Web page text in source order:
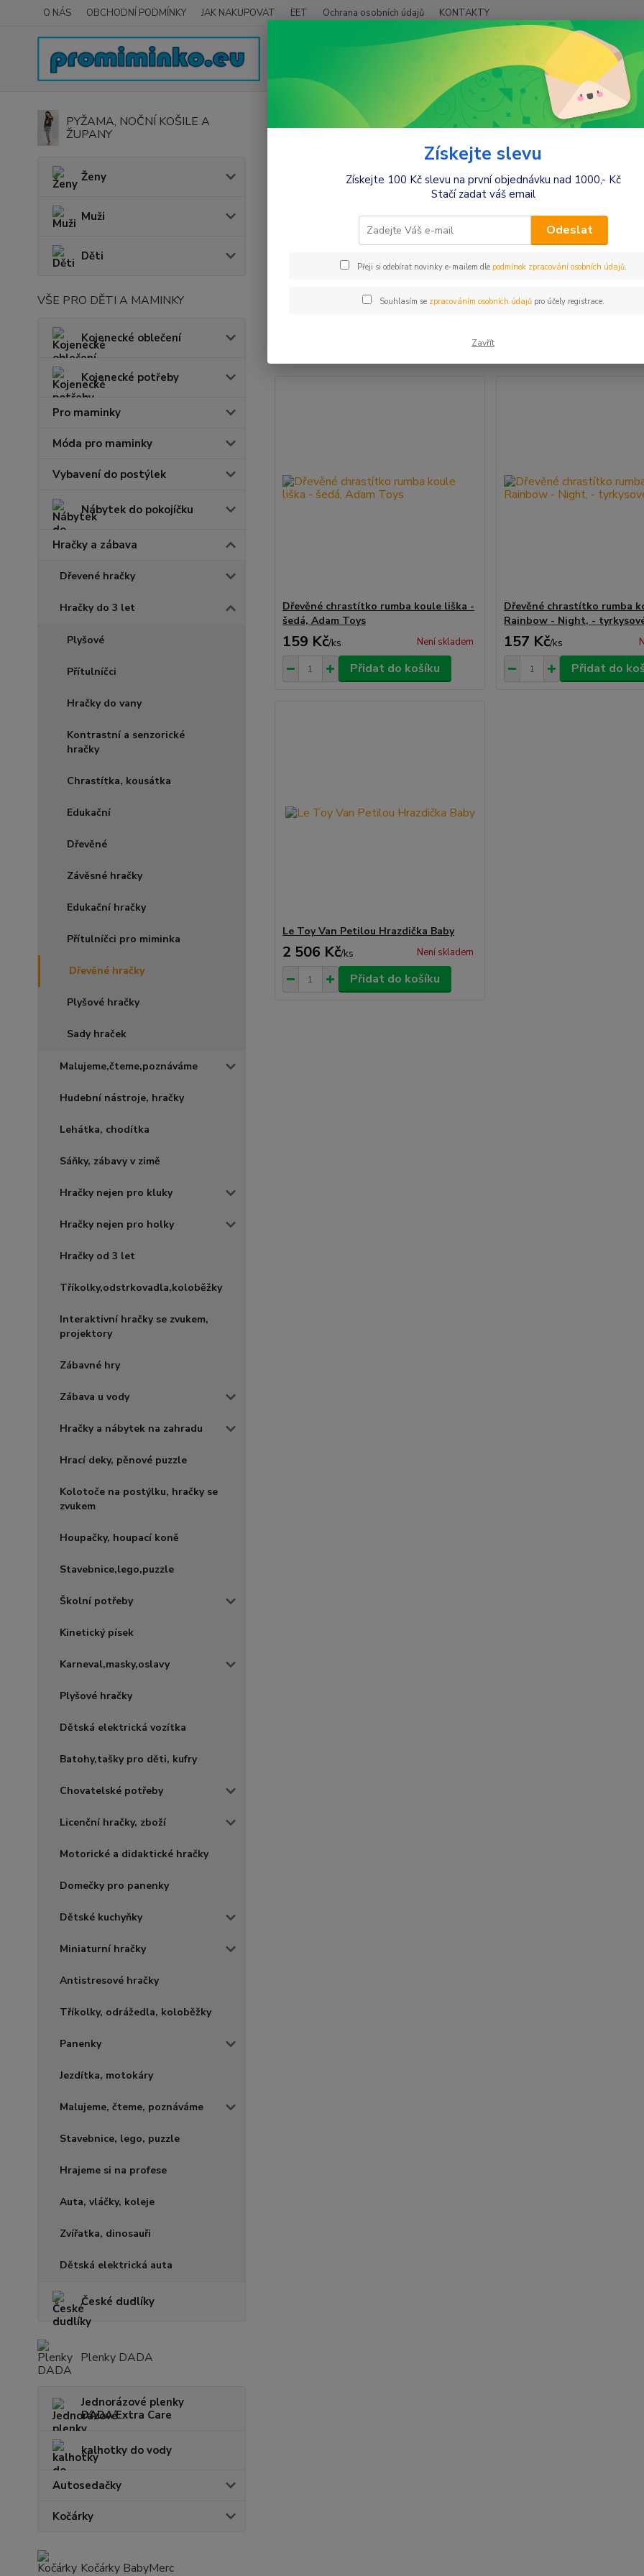
O NÁS OBCHODNÍ PODMÍNKY JAK NAKUPOVAT EET Ochrana osobních údajů KONTAKTY
PYŽAMA, NOČNÍ KOŠILE A
ŽUPANY
Ženy
Muži
Děti
VŠE PRO DĚTI A MAMINKY
Kojenecké oblečení
Kojenecké potřeby
Pro maminky
Móda pro maminky
Vybavení do postýlek
Nábytek do pokojíčku
Hračky a zábava
Dřevené hračky
Hračky do 3 let
Plyšové
Přítulníčci
Hračky do vany
Kontrastní a senzorické
hračky
Chrastítka, kousátka
Edukační
Dřevěné
Závěsné hračky
Edukační hračky
Přítulníčci pro miminka
Dřevěné hračky
Plyšové hračky
Sady hraček
Malujeme,čteme,poznáváme
Hudební nástroje, hračky
Lehátka, chodítka
Sáňky, zábavy v zimě
Hračky nejen pro kluky
Hračky nejen pro holky
Hračky od 3 let
Tříkolky,odstrkovadla,koloběžky
Interaktivní hračky se zvukem,
projektory
Zábavné hry
Zábava u vody
Hračky a nábytek na zahradu
Hrací deky, pěnové puzzle
Kolotoče na postýlku, hračky se
zvukem
Houpačky, houpací koně
Stavebnice,lego,puzzle
Školní potřeby
Kinetický písek
Karneval,masky,oslavy
Plyšové hračky
Dětská elektrická vozítka
Batohy,tašky pro děti, kufry
Chovatelské potřeby
Licenční hračky, zboží
Motorické a didaktické hračky
Domečky pro panenky
Dětské kuchyňky
Miniaturní hračky
Antistresové hračky
Tříkolky, odrážedla, koloběžky
Panenky
Jezdítka, motokáry
Malujeme, čteme, poznáváme
Stavebnice, lego, puzzle
Hrajeme si na profese
Auta, vláčky, koleje
Zvířatka, dinosauři
Dětská elektrická auta
České dudlíky
Plenky DADA
Jednorázové plenky
DADA Extra Care
kalhotky do vody
Autosedačky
Kočárky
Kočárky BabyMerc
Hračky a zábava Hračky do 3 let Dřevěné hračky
Dřevěné hračky
Dřevěné chrastítko rumba koule liška -
šedá, Adam Toys
159 Kč/ks Není skladem
Přidat do košíku
Dřevěné chrastítko rumba
Rainbow - Night, -
157 Kč/ks
Přidat do
Le Toy Van Petilou Hrazdička Baby
2 506 Kč/ks Není skladem
Přidat do košíku
Získejte slevu
Získejte 100 Kč slevu na první objednávku nad 1000,- Kč
Stačí zadat váš email
Odeslat
Přeji si odebírat novinky e-mailem dle podmínek zpracování osobních údajů.
Souhlasím se zpracováním osobních údajůpro účely registrace.
Zavřít